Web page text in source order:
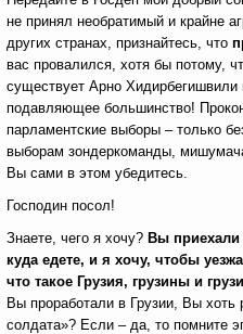
не принял необратимый и крайне
других странах, признайтесь, что
вас провалился, хотя бы потому,
существует Арно
подавляющее большинство!
парламентские выборы – только
выборам зондеркоманды,
Вы сами в этом убедитесь.
Господин посол!
Знаете, чего я хочу? Вы приехали
куда едете, и я хочу, чтобы
что такое Грузия, грузины и
Вы проработали в Грузии, Вы
солдата»? Если – да, то помните